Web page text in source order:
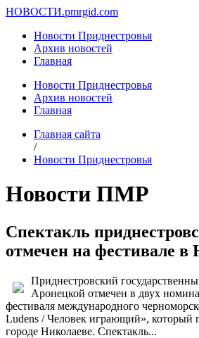
НОВОСТИ.pmrgid.com
Новости Приднестровья
Архив новостей
Главная
Новости Приднестровья
Архив новостей
Главная
Главная сайта
/
Новости Приднестровья
Новости ПМР
Спектакль
отмечен на фестивале в
Приднестровский
Аронецкой отмечен в двух
фестиваля международного
Ludens / Человек играющий», который
городе Николаеве. Спектакль...